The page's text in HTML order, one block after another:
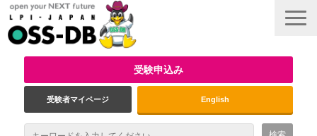
受験申込み
受験者マイページ English